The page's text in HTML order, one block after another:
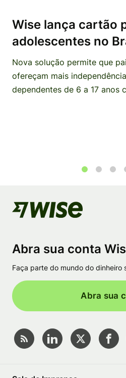
Wise lança cartão
adolescentes no
Nova solução permite que
ofereçam mais
dependentes de 6 a 17 anos
Abra sua conta
Faça parte do mundo do dinheiro
Abra sua